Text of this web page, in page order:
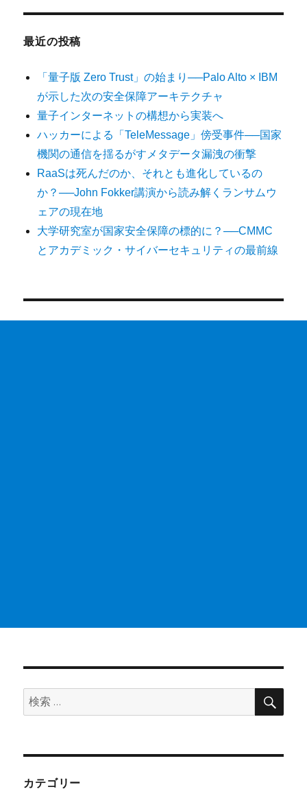
最近の投稿
「量子版 Zero Trust」の始まり──Palo Alto × IBM
が示した次の安全保障アーキテクチャ
量子インターネットの構想から実装へ
ハッカーによる「TeleMessage」傍受事件──国家
機関の通信を揺るがすメタデータ漏洩の衝撃
RaaSは死んだのか、それとも進化しているの
か？──John Fokker講演から読み解くランサムウ
ェアの現在地
大学研究室が国家安全保障の標的に？──CMMC
とアカデミック・サイバーセキュリティの最前線
検
索:
検
カテゴリー